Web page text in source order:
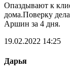
Опаздывают к
дома.Поверку
Аршин за 4 дня.
19.02.2022 14:25
Дарья